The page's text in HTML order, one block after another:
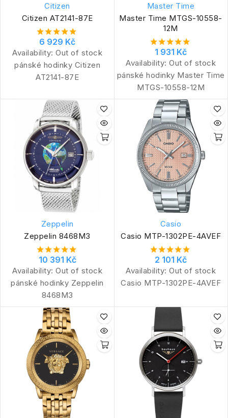
Citizen
Citizen AT2141-87E
6 929 Kč
Availability: Out of stock
pánské hodinky Citizen
AT2141-87E
Master Time
Master Time MTGS-10558-
12M
1 931 Kč
Availability: Out of stock
pánské hodinky Master Time
MTGS-10558-12M
Zeppelin
Zeppelin 8468M3
10 391 Kč
Availability: Out of stock
pánské hodinky Zeppelin
8468M3
Casio
Casio MTP-1302PE-4AVEF
2 101 Kč
Availability: Out of stock
Casio MTP-1302PE-4AVEF